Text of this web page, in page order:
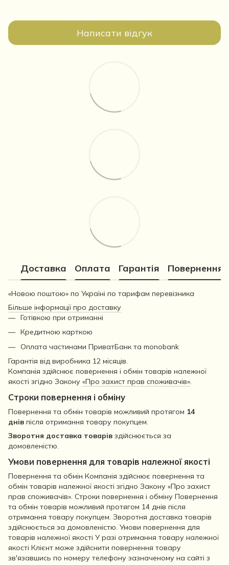
Написати відгук
Доставка Оплата Гарантія Повернення
«Новою поштою» по Україні по тарифам перевізника
Більше інформації про доставку
Готівкою при отриманні
Кредитною карткою
Оплата частинами ПриватБанк та monobank
Гарантія від виробника 12 місяців.
Компанія здійснює повернення і обмін товарів належної
якості згідно Закону «Про захист прав споживачів».
Строки повернення і обміну
Повернення та обмін товарів можливий протягом 14
днів після отримання товару покупцем.
Зворотня доставка товарів здійснюється за
домовленістю.
Умови повернення для товарів належної якості
Повернення та обмін Компанія здійснює повернення та
обмін товарів належної якості згідно Закону «Про захист
прав споживачів». Строки повернення і обміну Повернення
та обмін товарів можливий протягом 14 днів після
отримання товару покупцем. Зворотня доставка товарів
здійснюється за домовленістю. Умови повернення для
товарів належної якості У разі отримання товару належної
якості Клієнт може здійснити повернення товару
зв'язавшись по номеру телефону зазначеному на сайті з